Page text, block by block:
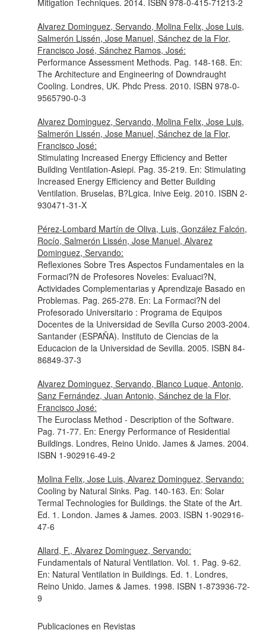
Mitigation Techniques. 2014. ISBN 978-0-415-71213-2
Alvarez Dominguez, Servando, Molina Felix, Jose Luis,
Salmerón Lissén, Jose Manuel, Sánchez de la Flor,
Francisco José, Sánchez Ramos, José:
Performance Assessment Methods. Pag. 148-168. En:
The Architecture and Engineering of Downdraught
Cooling. Londres, UK. Phdc Press. 2010. ISBN 978-0-
9565790-0-3
Alvarez Dominguez, Servando, Molina Felix, Jose Luis,
Salmerón Lissén, Jose Manuel, Sánchez de la Flor,
Francisco José:
Stimulating Increased Energy Efficiency and Better
Building Ventilation-Asiepi. Pag. 35-219. En: Stimulating
Increased Energy Efficiency and Better Building
Ventilation. Bruselas, B?Lgica. Inive Eeig. 2010. ISBN 2-
930471-31-X
Pérez-Lombard Martín de Oliva, Luis, González Falcón,
Rocío, Salmerón Lissén, Jose Manuel, Alvarez
Dominguez, Servando:
Reflexiones Sobre Tres Aspectos Fundamentales en la
Formaci?N de Profesores Noveles: Evaluaci?N,
Actividades Complementarias y Aprendizaje Basado en
Problemas. Pag. 265-278. En: La Formaci?N del
Profesorado Universitario : Programa de Equipos
Docentes de la Universidad de Sevilla Curso 2003-2004.
Santander (ESPAÑA). Instituto de Ciencias de la
Educacion de la Universidad de Sevilla. 2005. ISBN 84-
86849-37-3
Alvarez Dominguez, Servando, Blanco Luque, Antonio,
Sanz Fernández, Juan Antonio, Sánchez de la Flor,
Francisco José:
The Euroclass Method - Description of the Software.
Pag. 71-77. En: Energy Performance of Residential
Buildings. Londres, Reino Unido. James & James. 2004.
ISBN 1-902916-49-2
Molina Felix, Jose Luis, Alvarez Dominguez, Servando:
Cooling by Natural Sinks. Pag. 140-163. En: Solar
Termal Technologies for Buildings. the State of the Art.
Ed. 1. London. James & James. 2003. ISBN 1-902916-
47-6
Allard, F., Alvarez Dominguez, Servando:
Fundamentals of Natural Ventilation. Vol. 1. Pag. 9-62.
En: Natural Ventilation in Buildings. Ed. 1. Londres,
Reino Unido. James & James. 1998. ISBN 1-873936-72-
9
Publicaciones en Revistas